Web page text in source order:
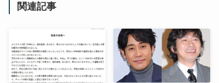
関連記事